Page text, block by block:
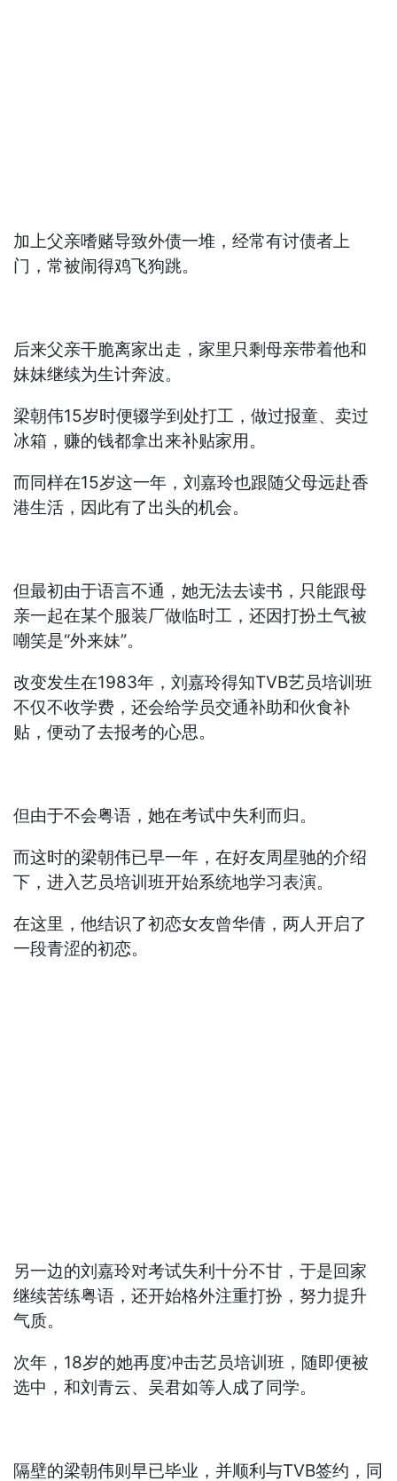
加上父亲嗜赌导致外债一堆，经常有讨债者上
门，常被闹得鸡飞狗跳。
后来父亲干脆离家出走，家里只剩母亲带着他和
妹妹继续为生计奔波。
梁朝伟15岁时便辍学到处打工，做过报童、卖过
冰箱，赚的钱都拿出来补贴家用。
而同样在15岁这一年，刘嘉玲也跟随父母远赴香
港生活，因此有了出头的机会。
但最初由于语言不通，她无法去读书，只能跟母
亲一起在某个服装厂做临时工，还因打扮土气被
嘲笑是“外来妹”。
改变发生在1983年，刘嘉玲得知TVB艺员培训班
不仅不收学费，还会给学员交通补助和伙食补
贴，便动了去报考的心思。
但由于不会粤语，她在考试中失利而归。
而这时的梁朝伟已早一年，在好友周星驰的介绍
下，进入艺员培训班开始系统地学习表演。
在这里，他结识了初恋女友曾华倩，两人开启了
一段青涩的初恋。
另一边的刘嘉玲对考试失利十分不甘，于是回家
继续苦练粤语，还开始格外注重打扮，努力提升
气质。
次年，18岁的她再度冲击艺员培训班，随即便被
选中，和刘青云、吴君如等人成了同学。
隔壁的梁朝伟则早已毕业，并顺利与TVB签约，同